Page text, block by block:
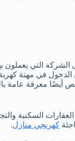
التي يعملون
الدخول في مهنة
أيضًا معرفة عامة
السكنية
كهربجي منازل.